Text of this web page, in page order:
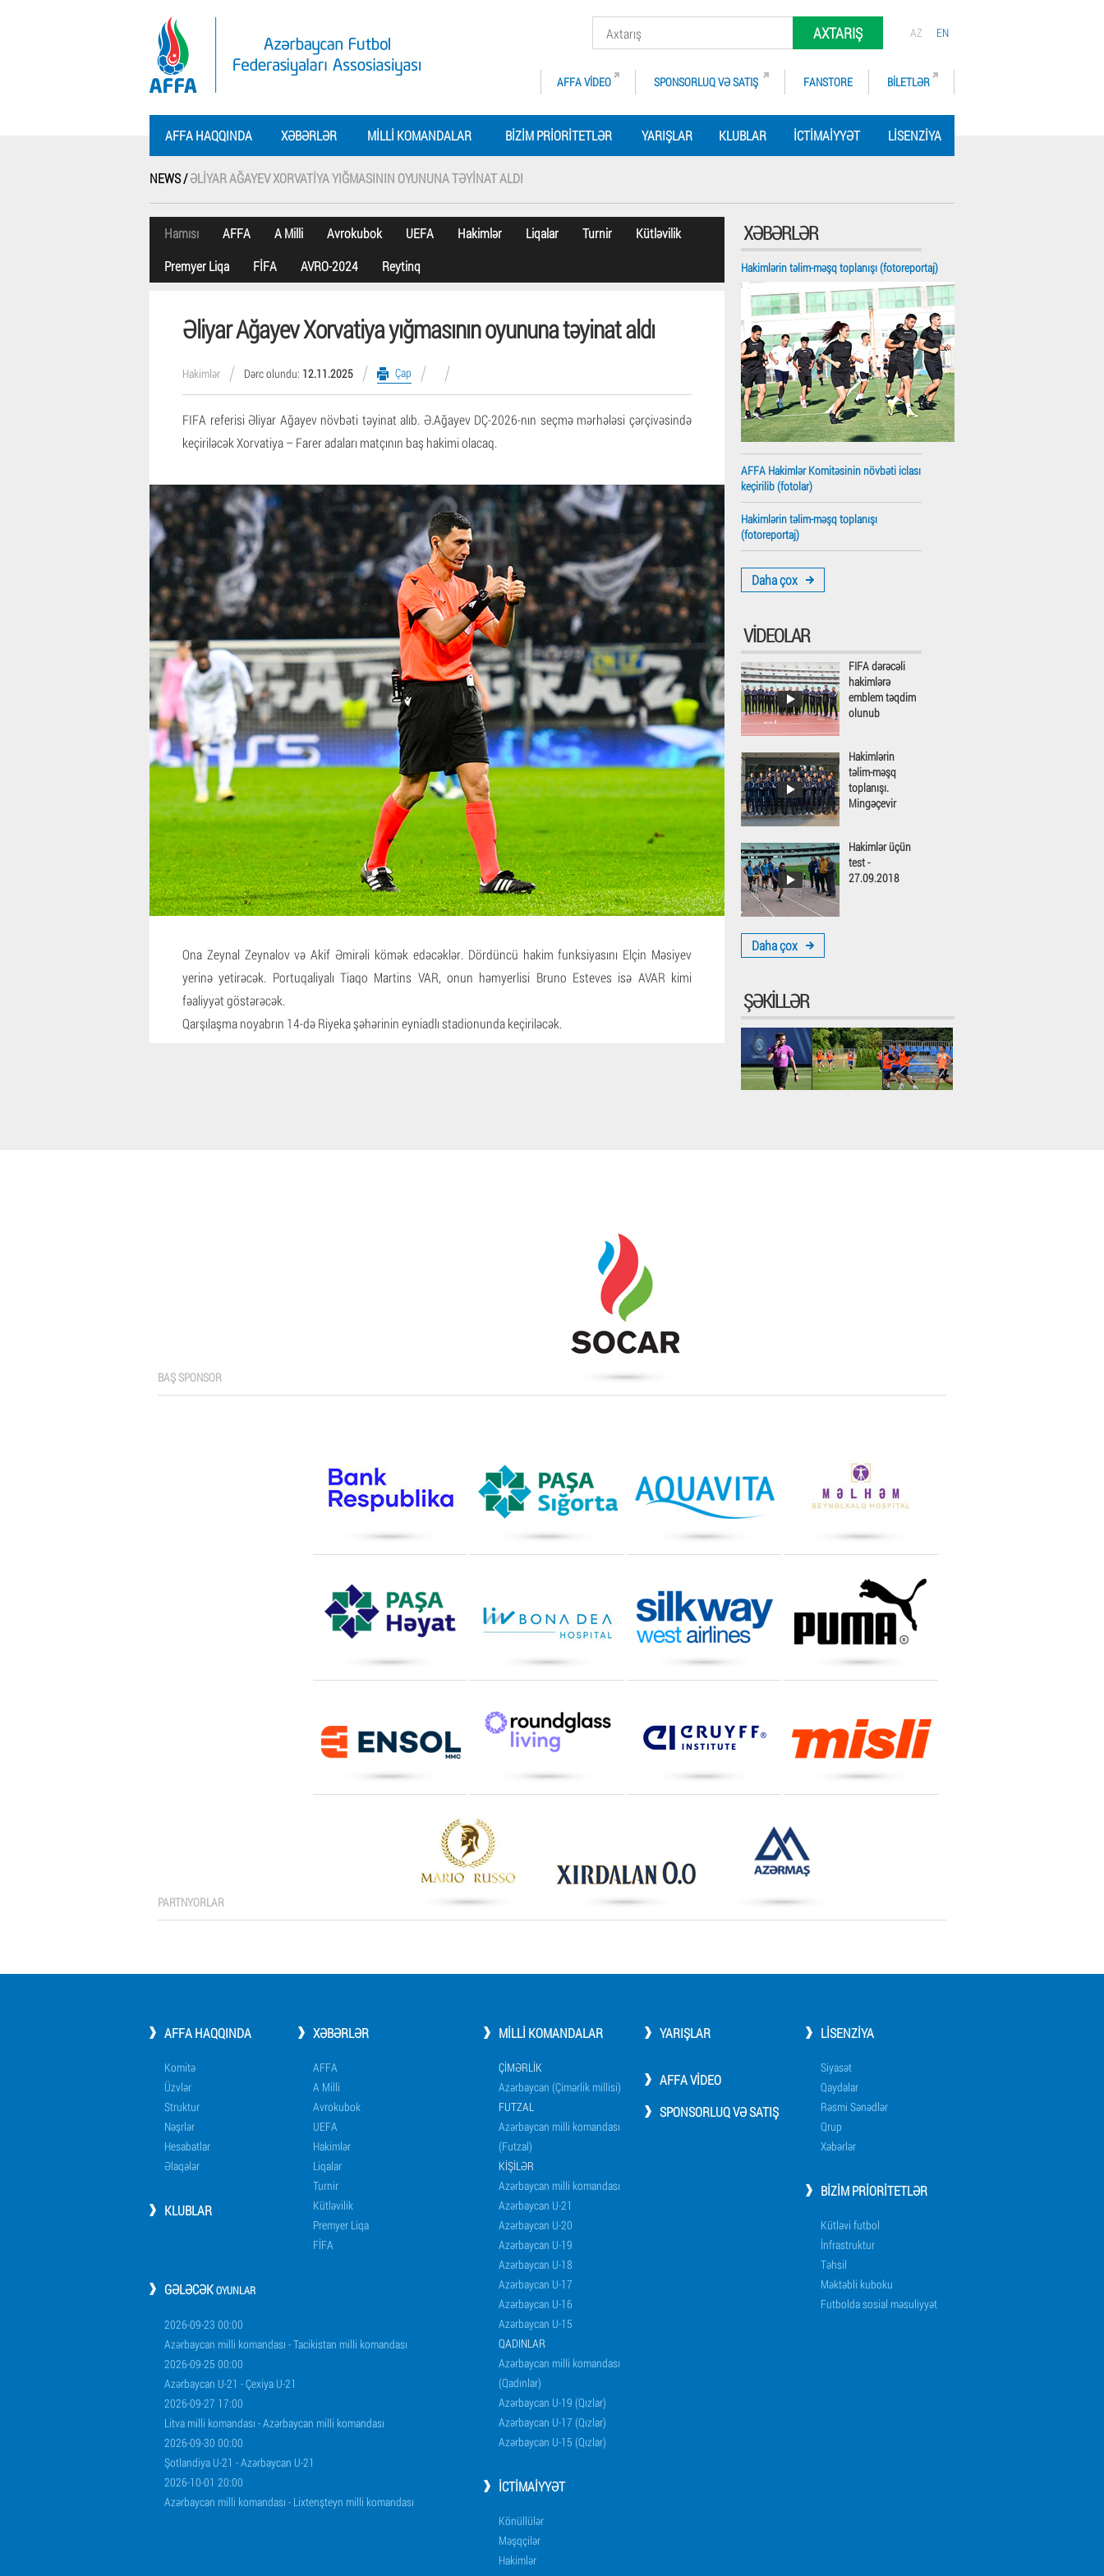
AZ EN
AXTARIŞ
AFFA VIDEO SPONSORLUQ VƏ SATIŞ FANSTORE BILETLƏR
AFFA HAQQINDA XƏBƏRLƏR MILLI KOMANDALAR BIZIM PRIORITETLƏR YARIŞLAR KLUBLAR İCTIMAIYYƏT LISENZIYA
NEWS /ƏLIYAR AĞAYEV XORVATIYA YIĞMASININ OYUNUNA TƏYINAT ALDI
Hamısı AFFA A Milli Avrokubok UEFA Hakimlər Liqalar Turnir
Kütləvilik
Premyer Liqa
FİFA AVRO-2024 Reytinq
Əliyar Ağayev Xorvatiya yığmasının oyununa təyinat aldı
Hakimlər Dərc olundu: 12.11.2025 Çap
FIFA referisi Əliyar Ağayev növbəti təyinat alıb. Ə.Ağayev DÇ-2026-nın seçmə mərhələsi çərçivəsində
keçiriləcək Xorvatiya – Farer adaları matçının baş hakimi olacaq.
Ona Zeynal Zeynalov və Akif Əmirəli kömək edəcəklər. Dördüncü hakim funksiyasını Elçin Məsiyev
yerinə yetirəcək. Portuqaliyalı Tiaqo Martins VAR, onun həmyerlisi Bruno Esteves isə AVAR kimi
fəaliyyət göstərəcək.
Qarşılaşma noyabrın 14-də Riyeka şəhərinin eyniadlı stadionunda keçiriləcək.
XƏBƏRLƏR
Hakimlərin təlim-məşq toplanışı (fotoreportaj)
AFFA Hakimlər Komitəsinin növbəti iclası
keçirilib (fotolar)
Hakimlərin təlim-məşq toplanışı
(fotoreportaj)
Daha çox
VIDEOLAR
FIFA dərəcəli
hakimlərə
emblem təqdim
olunub
Hakimlərin
təlim-məşq
toplanışı.
Mingəçevir
Hakimlər üçün
test -
27.09.2018
Daha çox
ŞƏKILLƏR
BAŞ SPONSOR
PARTNYORLAR
AFFA HAQQINDA
Komitə
Üzvlər
Struktur
Nəşrlər
Hesabatlar
Əlaqələr
KLUBLAR
XƏBƏRLƏR
AFFA
A Milli
Avrokubok
UEFA
Hakimlər
Liqalar
Turnir
Kütləvilik
Premyer Liqa
FİFA
GƏLƏCƏKOYUNLAR
2026-09-23 00:00
Azərbaycan milli komandası - Tacikistan milli komandası
2026-09-25 00:00
Azərbaycan U-21 - Çexiya U-21
2026-09-27 17:00
Litva milli komandası - Azərbaycan milli komandası
2026-09-30 00:00
Şotlandiya U-21 - Azərbaycan U-21
2026-10-01 20:00
Azərbaycan milli komandası - Lixtenşteyn milli komandası
MILLI KOMANDALAR
ÇIMƏRLIK
Azərbaycan (Çimərlik millisi)
FUTZAL
Azərbaycan milli komandası
(Futzal)
KIŞILƏR
Azərbaycan milli komandası
Azərbaycan U-21
Azərbaycan U-20
Azərbaycan U-19
Azərbaycan U-18
Azərbaycan U-17
Azərbaycan U-16
Azərbaycan U-15
QADINLAR
Azərbaycan milli komandası
(Qadınlar)
Azərbaycan U-19 (Qızlar)
Azərbaycan U-17 (Qızlar)
Azərbaycan U-15 (Qızlar)
İCTIMAIYYƏT
Könüllülər
Məşqçilər
Hakimlər
YARIŞLAR
AFFA VIDEO
SPONSORLUQ VƏ SATIŞ
LISENZIYA
Siyasət
Qaydalar
Rəsmi Sənədlər
Qrup
Xəbərlər
BIZIM PRIORITETLƏR
Kütləvi futbol
İnfrastruktur
Təhsil
Məktəbli kuboku
Futbolda sosial məsuliyyət